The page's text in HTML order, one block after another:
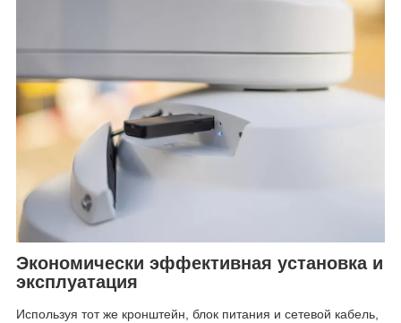
Экономически эффективная установка и
эксплуатация
Используя тот же кронштейн, блок питания и сетевой кабель,